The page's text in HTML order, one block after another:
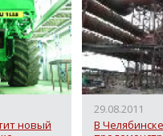
новый
29.08.2011
В Челябинске